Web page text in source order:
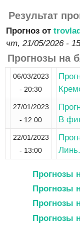
Результат
Прогноз от
чт, 21/05/2026 -
Прогнозы на
06/03/2023
- 20:30
27/01/2023
- 12:00
В
22/01/2023
- 13:00
Прогнозы
Прогнозы
Прогнозы
Прогнозы